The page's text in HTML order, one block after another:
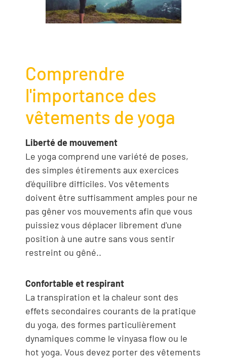
Comprendre
l'importance des
vêtements de yoga
Liberté de mouvement
Le yoga comprend une variété de poses,
des simples étirements aux exercices
d'équilibre difficiles. Vos vêtements
doivent être suffisamment amples pour ne
pas gêner vos mouvements afin que vous
puissiez vous déplacer librement d'une
position à une autre sans vous sentir
restreint ou gêné..
Confortable et respirant
La transpiration et la chaleur sont des
effets secondaires courants de la pratique
du yoga, des formes particulièrement
dynamiques comme le vinyasa flow ou le
hot yoga. Vous devez porter des vêtements